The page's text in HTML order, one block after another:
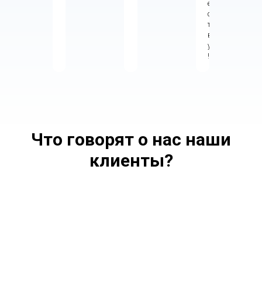
е
с
т
в
у
!
Что говорят о нас наши
клиенты?